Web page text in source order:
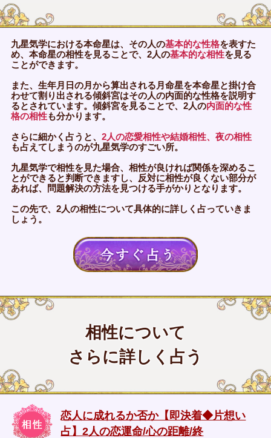
九星気学における本命星は、その人の基本的な性格を表すた
め、本命星の相性を見ることで、2人の基本的な相性を見る
ことができます。
また、生年月日の月から算出される月命星を本命星と掛け合
わせて割り出される傾斜宮はその人の内面的な性格を説明す
るとされています。傾斜宮を見ることで、2人の内面的な性
格の相性も分かります。
さらに細かく占うと、 2人の恋愛相性や結婚相性、夜の相性
も占えてしまうのが九星気学のすごい所。
九星気学で相性を見た場合、相性が良ければ関係を深めるこ
とができると判断できますし、反対に相性が良くない部分が
あれば、問題解決の方法を見つける手がかりとなります。
この先で、2人の相性について具体的に詳しく占っていきま
しょう。
相性について
さらに詳しく占う
恋人に成れるか否か【即決着◆片想い
占】2人の恋運命/心の距離/終